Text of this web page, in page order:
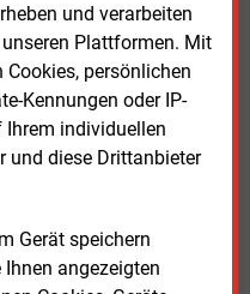
und verarbeiten
Plattformen. Mit
persönlichen
Kennungen oder IP-
Ihrem individuellen
und diese Drittanbieter
Gerät speichern
angezeigten
für Unternehmen
Ansicht des
für Verbraucher mit
für den Ausbau
werden.